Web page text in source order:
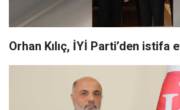
Orhan Kılıç, İYİ Parti’den istifa